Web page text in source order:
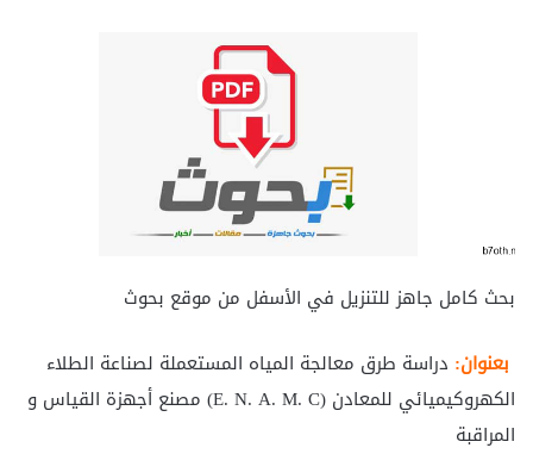
بحث كامل جاهز للتنزيل في الأسفل من موقع بحوث
بعنوان: دراسة طرق معالجة المياه المستعملة لصناعة الطلاء
الكهروكيميائي للمعادن (E. N. A. M. C) مصنع أجهزة القياس و
المراقبة